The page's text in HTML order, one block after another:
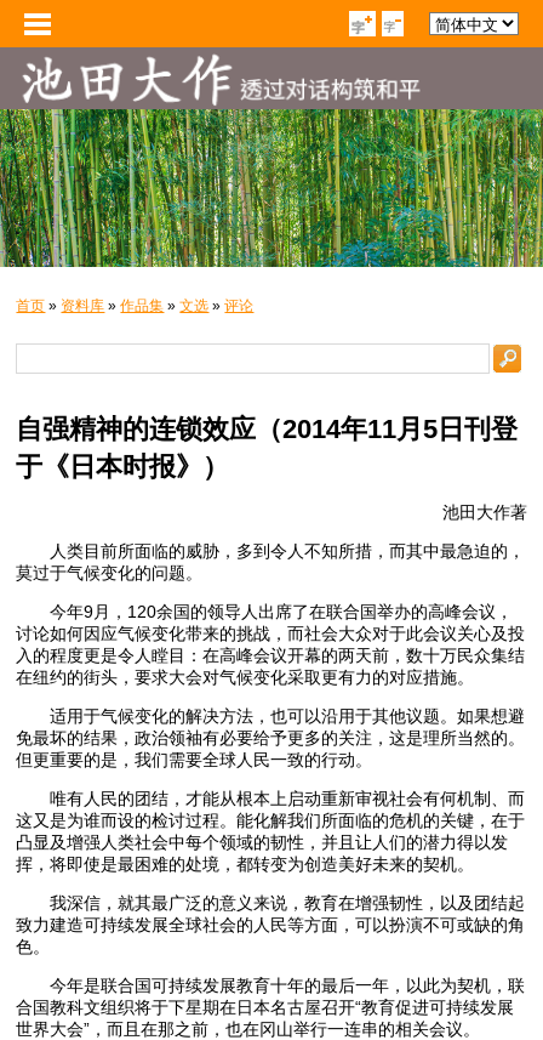
首页 » 资料库 »作品集 »文选 »评论
自强精神的连锁效应（2014年11月5日刊登
于《日本时报》）
池田大作著
人类目前所面临的威胁，多到令人不知所措，而其中最急迫的，
莫过于气候变化的问题。
今年9月，120余国的领导人出席了在联合国举办的高峰会议，
讨论如何因应气候变化带来的挑战，而社会大众对于此会议关心及投
入的程度更是令人瞠目：在高峰会议开幕的两天前，数十万民众集结
在纽约的街头，要求大会对气候变化采取更有力的对应措施。
适用于气候变化的解决方法，也可以沿用于其他议题。如果想避
免最坏的结果，政治领袖有必要给予更多的关注，这是理所当然的。
但更重要的是，我们需要全球人民一致的行动。
唯有人民的团结，才能从根本上启动重新审视社会有何机制、而
这又是为谁而设的检讨过程。能化解我们所面临的危机的关键，在于
凸显及增强人类社会中每个领域的韧性，并且让人们的潜力得以发
挥，将即使是最困难的处境，都转变为创造美好未来的契机。
我深信，就其最广泛的意义来说，教育在增强韧性，以及团结起
致力建造可持续发展全球社会的人民等方面，可以扮演不可或缺的角
色。
今年是联合国可持续发展教育十年的最后一年，以此为契机，联
合国教科文组织将于下星期在日本名古屋召开“教育促进可持续发展
世界大会”，而且在那之前，也在冈山举行一连串的相关会议。